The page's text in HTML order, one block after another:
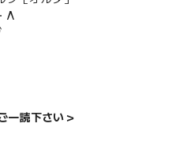
Λ
一読下さい＞